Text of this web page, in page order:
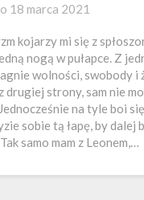
18 marca 2021
kojarzy mi się z
nogą w pułapce. Z
wolności, swobody i
drugiej strony, sam nie
na tyle boi
sobie tą łapę, by dalej
samo mam z Leonem,…